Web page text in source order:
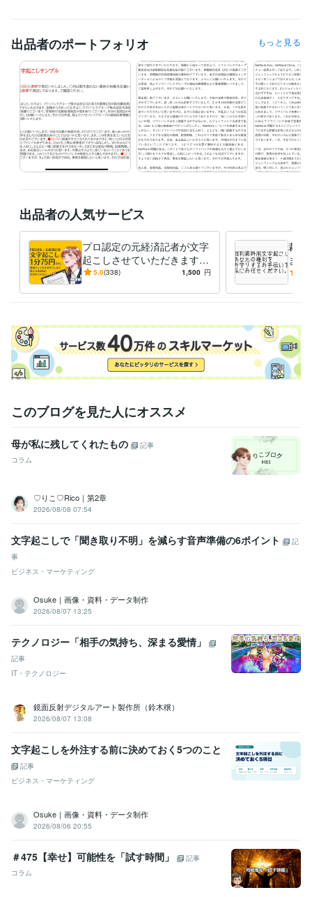
メディア・出版・広告 / 記者・ジャーナリスト 経験年数 : 15年
職歴
株式会社燃料油脂新聞社 2005年4月 ~ 2018年1月
受賞歴
ガソリン狂騒曲ー暫定税率失効の日
資格・検定
宅地建物取引士（旧 宅地建物取引主任者） 取得年 : 2017年
ビジネス・クリエイティブツール
ビジネス代行・事務代行 講演会の文字起こし
経済 石油 不動産
学歴
成城大学 1999年3月 ~ 2002年2月
タイ語 日常会話レベル
出品者のポートフォリオ もっと見る
出品者の人気サービス
プロ認定の元経済記者が文字
起こしさせていただきます
まずは冒頭部分のサンプルを
から
5.0(338) 1,500 円
裁判
ま
利を
このブログを見た人にオススメ
母が私に残してくれたもの
記事
コラム
♡りこ♡Rico｜第2章
2026/08/08 07:54
文字起こしで「聞き取り不明」を減らす音声準備の6ポイント
記
事
ビジネス・マーケティング
Osuke｜画像・資料・データ制作
2026/08/07 13:25
テクノロジー「相手の気持ち、深まる愛情」
記事
IT・テクノロジー
鏡面反射デジタルアート製作所（鈴木穣）
2026/08/07 13:08
文字起こしを外注する前に決めておく5つのこと
記事
ビジネス・マーケティング
Osuke｜画像・資料・データ制作
2026/08/06 20:55
＃475【幸せ】可能性を「試す時間」
記事
コラム